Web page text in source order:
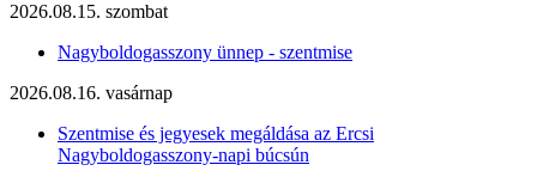
2026.08.15. szombat
Nagyboldogasszony ünnep - szentmise
2026.08.16. vasárnap
Szentmise és jegyesek megáldása az Ercsi
Nagyboldogasszony-napi búcsún